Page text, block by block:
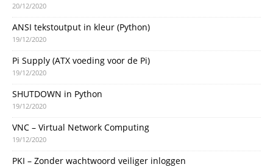
20/12/2020
ANSI tekstoutput in kleur (Python)
19/12/2020
Pi Supply (ATX voeding voor de Pi)
19/12/2020
SHUTDOWN in Python
19/12/2020
VNC – Virtual Network Computing
19/12/2020
PKI – Zonder wachtwoord veiliger inloggen